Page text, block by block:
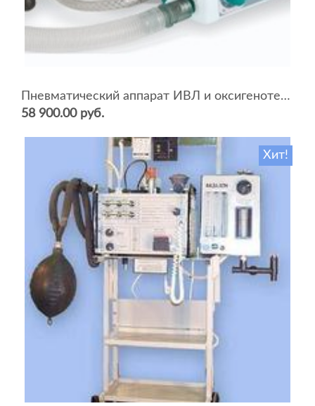
Пневматический аппарат ИВЛ и оксигенотерапии портативный АИВЛп-2/20-«ТМТ»
58 900.00 руб.
Хит!